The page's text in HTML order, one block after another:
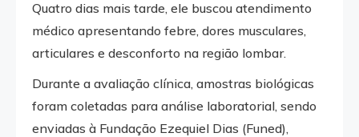
Quatro dias mais tarde, ele buscou atendimento
médico apresentando febre, dores musculares,
articulares e desconforto na região lombar.
Durante a avaliação clínica, amostras biológicas
foram coletadas para análise laboratorial, sendo
enviadas à Fundação Ezequiel Dias (Funed),